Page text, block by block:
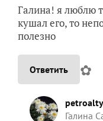
Галина! я люблю
кушал его, то
полезно
Ответить ✿
Галина